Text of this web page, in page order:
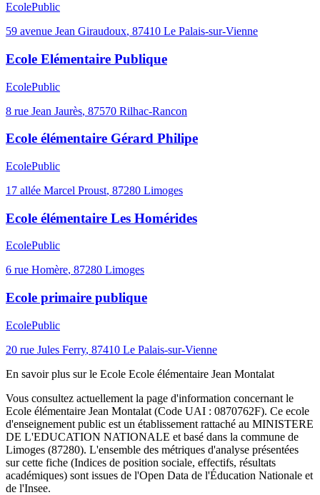
EcolePublic
59 avenue Jean Giraudoux, 87410 Le Palais-sur-Vienne
Ecole Elémentaire Publique
EcolePublic
8 rue Jean Jaurès, 87570 Rilhac-Rancon
Ecole élémentaire Gérard Philipe
EcolePublic
17 allée Marcel Proust, 87280 Limoges
Ecole élémentaire Les Homérides
EcolePublic
6 rue Homère, 87280 Limoges
Ecole primaire publique
EcolePublic
20 rue Jules Ferry, 87410 Le Palais-sur-Vienne
En savoir plus sur le Ecole Ecole élémentaire Jean Montalat
Vous consultez actuellement la page d'information concernant le
Ecole élémentaire Jean Montalat (Code UAI : 0870762F). Ce ecole
d'enseignement public est un établissement rattaché au MINISTERE
DE L'EDUCATION NATIONALE et basé dans la commune de
Limoges (87280). L'ensemble des métriques d'analyse présentées
sur cette fiche (Indices de position sociale, effectifs, résultats
académiques) sont issues de l'Open Data de l'Éducation Nationale et
de l'Insee.